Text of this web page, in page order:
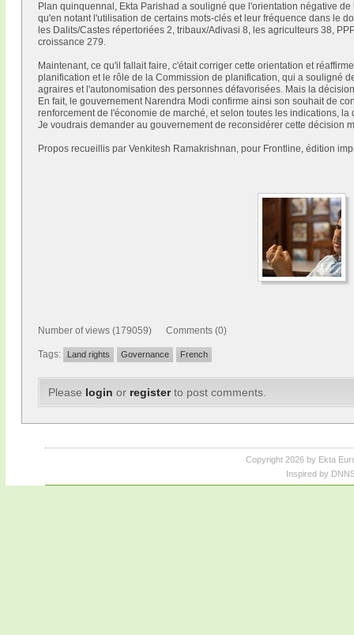
Plan quinquennal, Ekta Parishad a souligné que l'orientation négative
qu'en notant l'utilisation de certains mots-clés et leur fréquence dans le
les Dalits/Castes répertoriées 2, tribaux/Adivasi 8, les agriculteurs 38,
croissance 279.
Maintenant, ce qu'il fallait faire, c'était corriger cette orientation et
planification et le rôle de la Commission de planification, qui a souligné
agraires et l'autonomisation des personnes défavorisées. Mais la
En fait, le gouvernement Narendra Modi confirme ainsi son souhait de
renforcement de l'économie de marché, et selon toutes les indications,
Je voudrais demander au gouvernement de reconsidérer cette décision
Propos recueillis par Venkitesh Ramakrishnan, pour Frontline, édition
Number of views (179059) Comments (0)
Tags: Land rights Governance French
Please login or registerto post comments.
Copyright 2026 by Ekta
Inspired by